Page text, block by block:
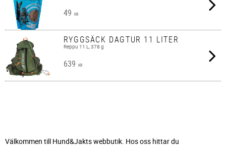
49 KR
RYGGSÄCK DAGTUR 11 LITER
Reppu 11 L, 378 g
639 KR
Välkommen till Hund&Jakts webbutik. Hos oss hittar du